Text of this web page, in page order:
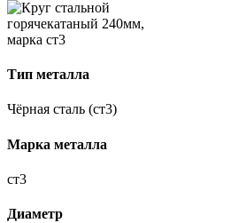
Тип металла
Чёрная сталь (ст3)
Марка металла
ст3
Диаметр